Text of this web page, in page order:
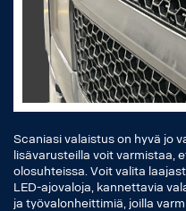
Scaniasi valaistus on hyvä jo
lisävarusteilla voit varmistaa,
olosuhteissa. Voit valita
LED-ajovaloja, kannettavia
ja työvalonheittimiä, joilla